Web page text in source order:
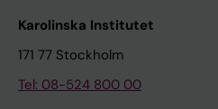
Karolinska Institutet
171 77 Stockholm
Tel: 08-524 800 00